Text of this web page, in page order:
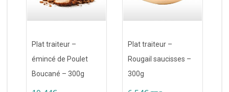
Plat traiteur –
émincé de Poulet
Boucané – 300g
Plat traiteur –
Rougail saucisses –
300g